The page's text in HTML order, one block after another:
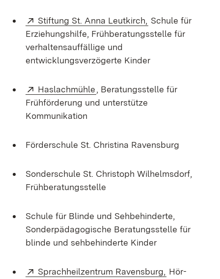
Extern:
Stiftung St. Anna Leutkirch, (Öffnet in neuem
Schule für
Erziehungshilfe, Frühberatungsstelle für
verhaltensauffällige und
entwicklungsverzögerte Kinder
Extern:
Haslachmühle (Öffnet in neuem Fenster)
, Beratungsstelle für
Frühförderung und unterstütze
Kommunikation
Förderschule St. Christina Ravensburg
Sonderschule St. Christoph Wilhelmsdorf,
Frühberatungsstelle
Schule für Blinde und Sehbehinderte,
Sonderpädagogische Beratungsstelle für
blinde und sehbehinderte Kinder
Extern:
Sprachheilzentrum Ravensburg, (Öffnet in
Hör-